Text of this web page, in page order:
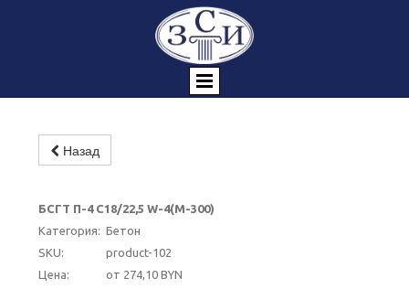
Назад
БСГТ П-4 С18/22,5 W-4(М-300)
Категория: Бетон
SKU:
product-102
Цена:
от 274,10 BYN